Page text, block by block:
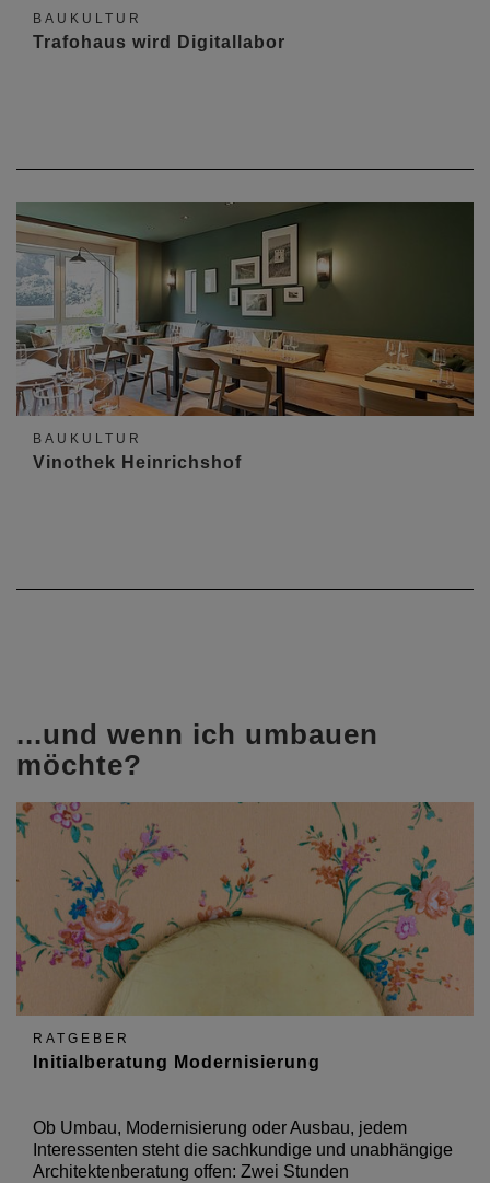
BAUKULTUR
Trafohaus wird Digitallabor
BAUKULTUR
Vinothek Heinrichshof
...und wenn ich umbauen
möchte?
RATGEBER
Initialberatung Modernisierung
Ob Umbau, Modernisierung oder Ausbau, jedem
Interessenten steht die sachkundige und unabhängige
Architektenberatung offen: Zwei Stunden